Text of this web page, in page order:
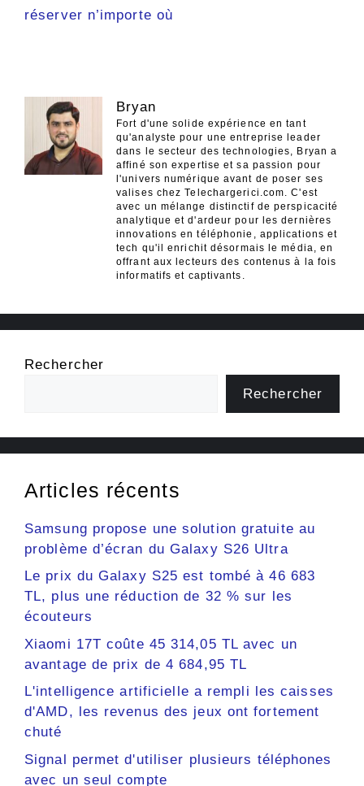
réserver n’importe où
Bryan
Fort d'une solide expérience en tant
qu'analyste pour une entreprise leader
dans le secteur des technologies, Bryan a
affiné son expertise et sa passion pour
l'univers numérique avant de poser ses
valises chez Telechargerici.com. C'est
avec un mélange distinctif de perspicacité
analytique et d'ardeur pour les dernières
innovations en téléphonie, applications et
tech qu'il enrichit désormais le média, en
offrant aux lecteurs des contenus à la fois
informatifs et captivants.
Rechercher
Rechercher
Articles récents
Samsung propose une solution gratuite au
problème d’écran du Galaxy S26 Ultra
Le prix du Galaxy S25 est tombé à 46 683
TL, plus une réduction de 32 % sur les
écouteurs
Xiaomi 17T coûte 45 314,05 TL avec un
avantage de prix de 4 684,95 TL
L'intelligence artificielle a rempli les caisses
d'AMD, les revenus des jeux ont fortement
chuté
Signal permet d'utiliser plusieurs téléphones
avec un seul compte